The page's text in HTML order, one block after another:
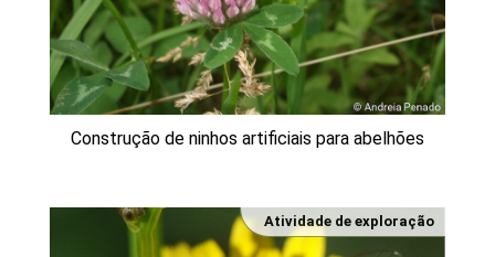
Construção de ninhos artificiais para abelhões
Atividade de exploração